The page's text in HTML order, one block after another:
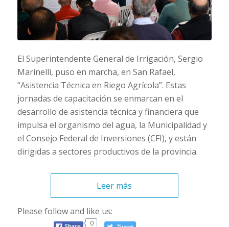
El Superintendente General de Irrigación, Sergio
Marinelli, puso en marcha, en San Rafael,
“Asistencia Técnica en Riego Agrícola”. Estas
jornadas de capacitación se enmarcan en el
desarrollo de asistencia técnica y financiera que
impulsa el organismo del agua, la Municipalidad y
el Consejo Federal de Inversiones (CFI), y están
dirigidas a sectores productivos de la provincia.
Leer más
Please follow and like us:
0